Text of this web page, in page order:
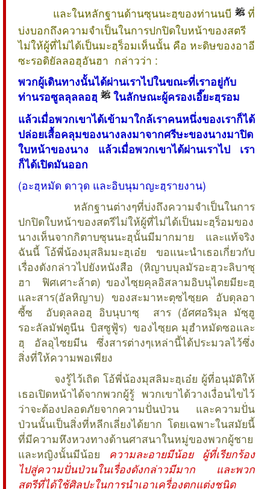
และในหลักฐานด้านซุนนะฮฺของท่านนบี
ที่
บ่งบอกถึงความจำเป็นในการปกปิดใบหน้าของสตรี
ไม่ให้ผู้ที่ไม่ได้เป็นมะฮฺร็อมเห็นนั้น คือ หะดิษของอาอี
ซะรอดิยัลลอฮุอันฮา กล่าวว่า :
พวกผู้เดินทางนั้นได้ผ่านเราไปในขณะที่เราอยู่กับ
ท่านรอซูลลุลลอฮฺ
ในลักษณะผู้ครองเอี๊ยะฮฺรอม
แล้วเมื่อพวกเขาได้เข้ามาใกล้เราคนหนึ่งของเราก็ได้
ปล่อยเสื้อคลุมของนางลงมาจากศรีษะของนางมาปิด
ใบหน้าของนาง แล้วเมื่อพวกเขาได้ผ่านเราไป เรา
ก็ได้เปิดมันออก
(อะฮฺหมัด ดาวุด และอิบนุมาญะฮฺรายงาน)
หลักฐานต่างๆที่บ่งถึงความจำเป็นในการ
ปกปิดใบหน้าของสตรีไม่ให้ผู้ที่ไม่ได้เป็นมะฮฺร็อมของ
นางเห็นจากกิตาบซุนนะฮฺนั้นมีมากมาย และแท้จริง
ฉันนี้ โอ้พี่น้องมุสลิมมะฮฺเอ๋ย ขอแนะนำเธอเกี่ยวกับ
เรื่องดังกล่าวไปยังหนังสือ (หิญาบบุลมัรอะฮฺวะลิบาซุ
ฮา ฟิศเศาะล้าต) ของไซฺยคุลอิสลามอิบนุไตยมียะฮฺ
และสาร(อัลหิญาบ) ของสะมาหะตุซไซฺยค อับดุลอา
ซี้ซ อับดุลลอฮฺ อิบนุบาซฺ สาร (อัศศอริมุล มัซฺฮู
รอะลัลมัฟตูนีน บิสซูฟู้ร) ของไซฺยค มุฮำหมัดซอและ
ฮฺ อัลอุไซยมีน ซึ่งสารต่างๆเหล่านี้ได้ประมวลไว้ซึ่ง
สิ่งที่ให้ความพอเพียง
จงรู้ไว้เถิด โอ้พี่น้องมุสลิมะฮฺเอ๋ย ผู้ที่อนุมัติให้
เธอเปิดหน้าได้จากพวกผู้รู้ พวกเขาได้วางเงื่อนไขไว้
ว่าจะต้องปลอดภัยจากความปั่นป่วน และความปั่น
ป่วนนั้นเป็นสิ่งที่หลีกเลี่ยงได้ยาก โดยเฉพาะในสมัยนี้
ที่มีความหึงหวงทางด้านศาสนาในหมู่ของพวกผู้ชาย
และหญิงนั้นมีน้อย ความละอายมีน้อย ผู้ที่เรียกร้อง
ไปสู่ความปั่นป่วนในเรื่องดังกล่าวมีมาก และพวก
สตรีที่ได้ใช้ศิลปะในการนำเอาเครื่องตกแต่งชนิด